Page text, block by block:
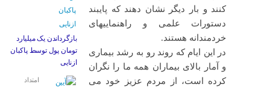
کنند و بار دیگر نشان دهند که پایبند
دستورات علمی و راهنماییهای
خردمندانه هستند.
در این ایام که روند رو به رشد بیماری
و آمار بالای بیماران همه ما را نگران
کرده است، از مردم عزیز خود می
بازگرداندن یک میلیارد
تومان پول توسط پاکبان
ازنایی
امتداد